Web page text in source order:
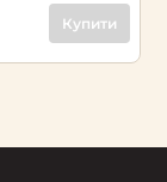
Купити